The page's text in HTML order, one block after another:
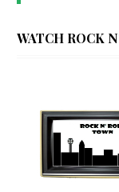
WATCH ROCK